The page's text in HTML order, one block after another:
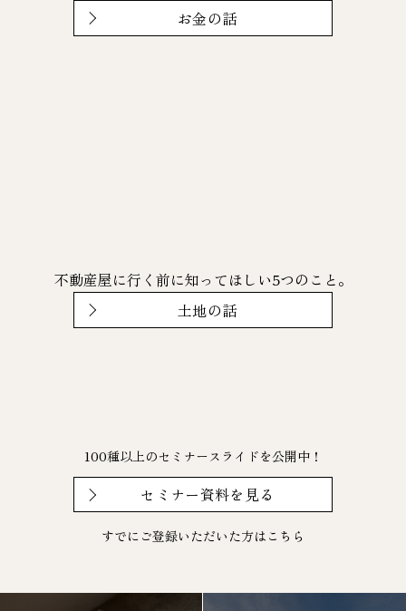
お金の話
不動産屋に行く前に知ってほしい5つのこと。
土地の話
100種以上のセミナースライドを公開中！
セミナー資料を見る